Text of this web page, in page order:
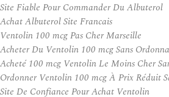
Site Fiable Pour Commander Du Albuterol
Achat Albuterol Site Francais
Ventolin 100 mcg Pas Cher Marseille
Acheter Du Ventolin 100 mcg Sans
Acheté 100 mcg Ventolin Le Moins Cher
Ordonner Ventolin 100 mcg À Prix Réduit
Site De Confiance Pour Achat Ventolin